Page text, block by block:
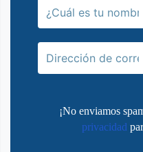
¡No enviamos
privacidad